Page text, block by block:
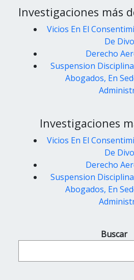
Investigaciones más
Vicios En El
De
Derecho
Suspension
Abogados, En
Investigaciones
Vicios En El
De
Derecho
Suspension
Abogados, En
Buscar